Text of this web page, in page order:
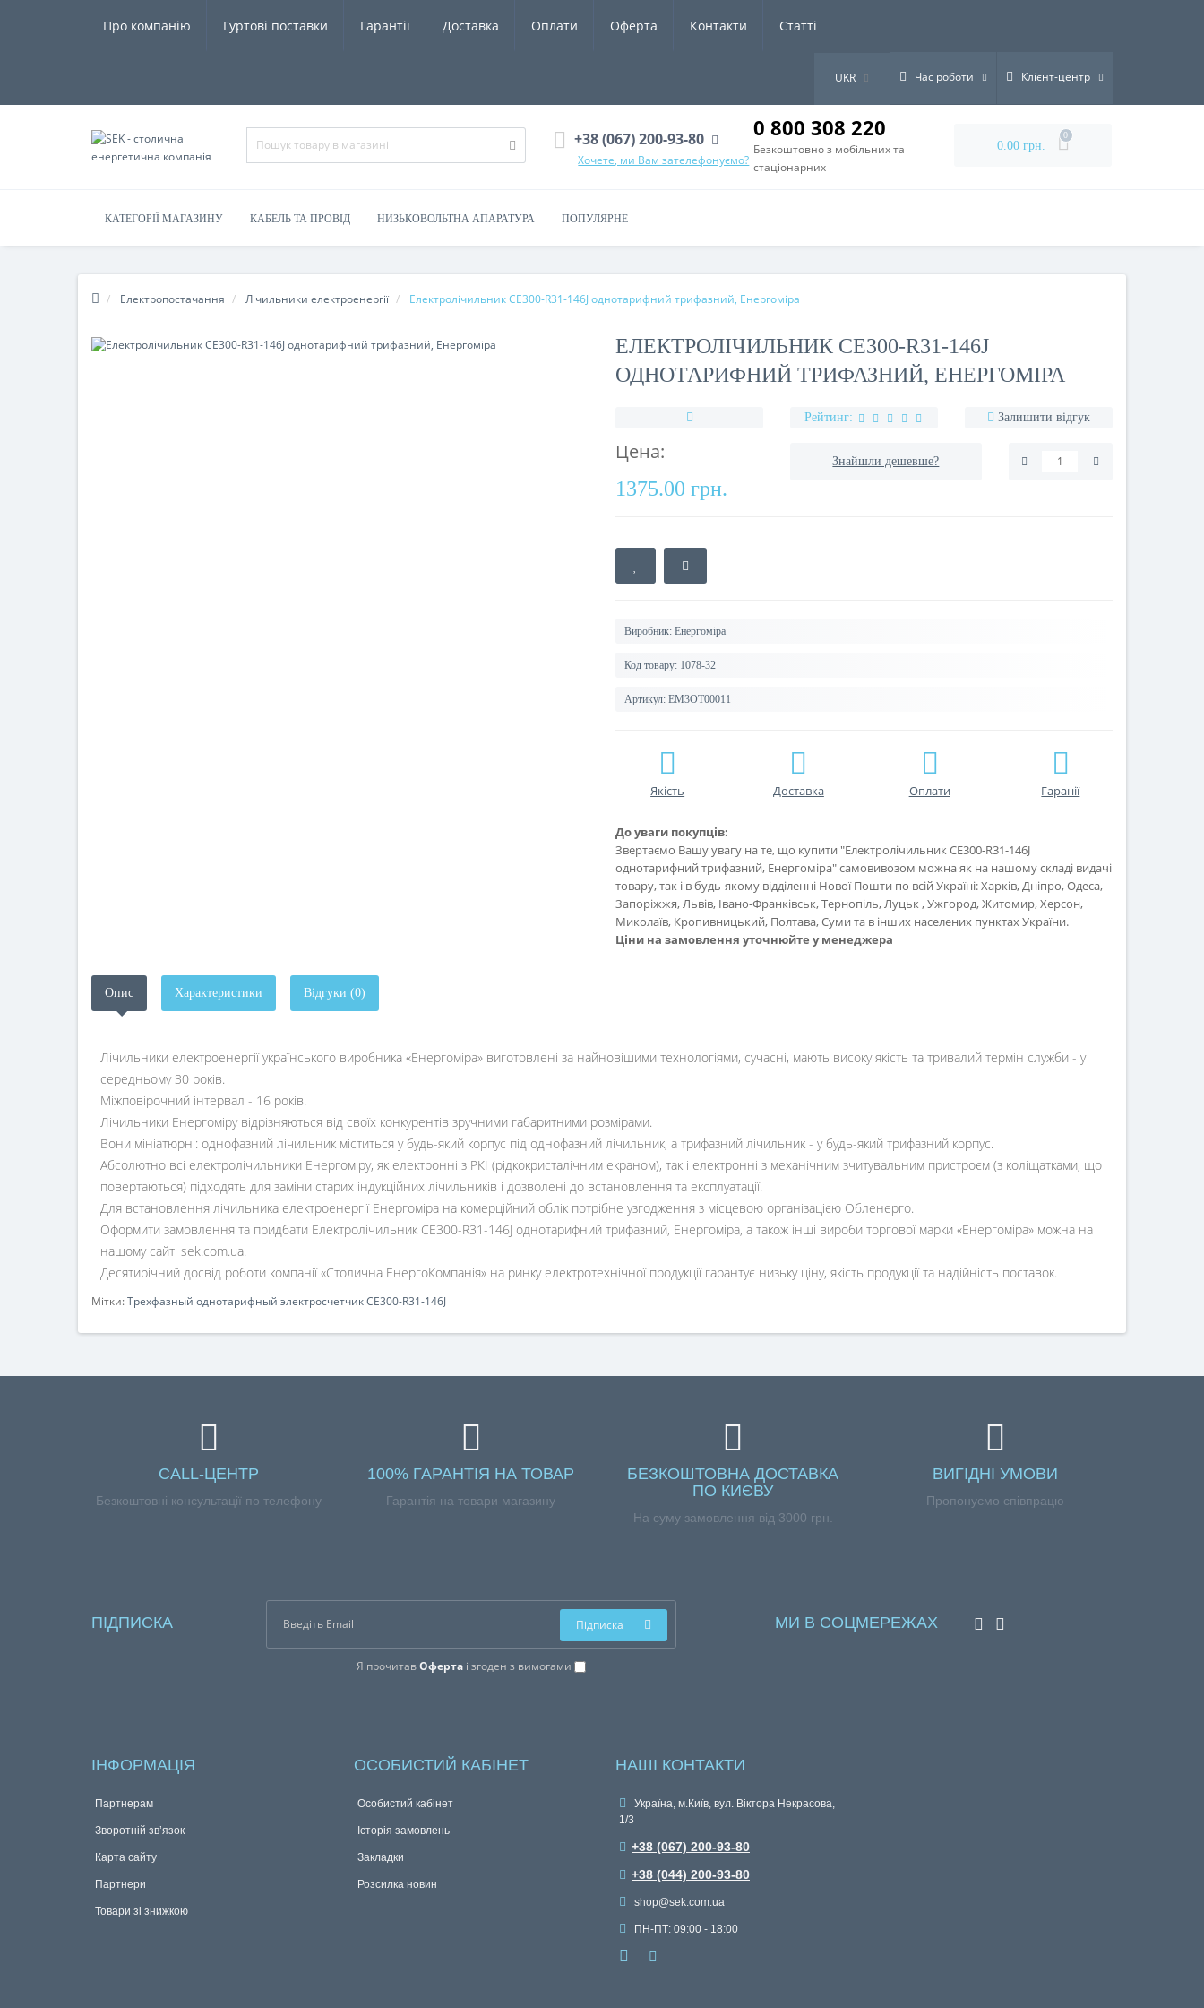
Про компанію Гуртові поставки Гарантії Доставка Оплати Оферта Контакти Статті
UKR Час роботи Клієнт-центр
+38 (067) 200-93-80
Хочете, ми Вам зателефонуємо?
0 800 308 220
Безкоштовно з мобільних та
стаціонарних
0.00 грн.
0
КАТЕГОРІЇ МАГАЗИНУ КАБЕЛЬ ТА ПРОВІД НИЗЬКОВОЛЬТНА АПАРАТУРА ПОПУЛЯРНЕ
Електропостачання Лічильники електроенергії Електролічильник СЕ300-R31-146J однотарифний трифазний, Енергоміра
ЕЛЕКТРОЛІЧИЛЬНИК СЕ300-R31-146J
ОДНОТАРИФНИЙ ТРИФАЗНИЙ, ЕНЕРГОМІРА
Рейтинг: Залишити відгук
Цена:
1375.00 грн.
Знайшли дешевше?
Виробник: Енергоміра
Код товару: 1078-32
Артикул: EM3OT00011
Якість Доставка Оплати Гаранії
До уваги покупців:
Звертаємо Вашу увагу на те, що купити "Електролічильник СЕ300-R31-146J
однотарифний трифазний, Енергоміра" самовивозом можна як на нашому складі видачі
товару, так і в будь-якому відділенні Нової Пошти по всій Україні: Харків, Дніпро, Одеса,
Запоріжжя, Львів, Івано-Франківськ, Тернопіль, Луцьк , Ужгород, Житомир, Херсон,
Миколаїв, Кропивницький, Полтава, Суми та в інших населених пунктах України.
Ціни на замовлення уточнюйте у менеджера
Опис Характеристики Відгуки (0)
Лічильники електроенергії українського виробника «Енергоміра» виготовлені за найновішими технологіями, сучасні, мають високу якість та тривалий термін служби - у
середньому 30 років.
Міжповірочний інтервал - 16 років.
Лічильники Енергоміру відрізняються від своїх конкурентів зручними габаритними розмірами.
Вони мініатюрні: однофазний лічильник міститься у будь-який корпус під однофазний лічильник, а трифазний лічильник - у будь-який трифазний корпус.
Абсолютно всі електролічильники Енергоміру, як електронні з РКІ (рідкокристалічним екраном), так і електронні з механічним зчитувальним пристроєм (з коліщатками, що
повертаються) підходять для заміни старих індукційних лічильників і дозволені до встановлення та експлуатації.
Для встановлення лічильника електроенергії Енергоміра на комерційний облік потрібне узгодження з місцевою організацією Обленерго.
Оформити замовлення та придбати Електролічильник СЕ300-R31-146J однотарифний трифазний, Енергоміра, а також інші вироби торгової марки «Енергоміра» можна на
нашому сайті sek.com.ua.
Десятирічний досвід роботи компанії «Столична ЕнергоКомпанія» на ринку електротехнічної продукції гарантує низьку ціну, якість продукції та надійність поставок.
Мітки:Трехфазный однотарифный электросчетчик СЕ300-R31-146J
CALL-ЦЕНТР
Безкоштовні консультації по телефону
100% ГАРАНТІЯ НА ТОВАР
Гарантія на товари магазину
БЕЗКОШТОВНА ДОСТАВКА
ПО КИЄВУ
На суму замовлення від 3000 грн.
ВИГІДНІ УМОВИ
Пропонуємо співпрацю
ПІДПИСКА
Я прочитавОфертаі згоден з вимогами
Підписка МИ В СОЦМЕРЕЖАХ
ІНФОРМАЦІЯ
Партнерам
Зворотній зв’язок
Карта сайту
Партнери
Товари зі знижкою
ОСОБИСТИЙ КАБІНЕТ
Особистий кабінет
Історія замовлень
Закладки
Розсилка новин
НАШІ КОНТАКТИ
Україна, м.Київ, вул. Віктора Некрасова,
1/3
+38 (067) 200-93-80
+38 (044) 200-93-80
shop@sek.com.ua
ПН-ПТ: 09:00 - 18:00